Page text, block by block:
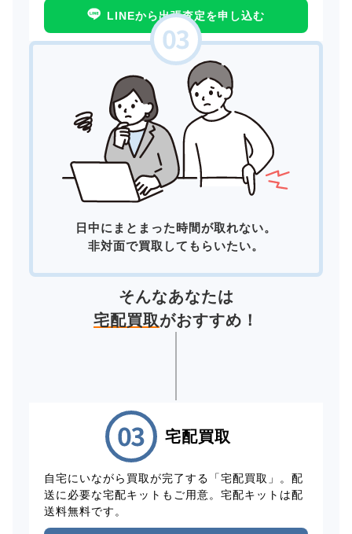
LINEから出張査定を申し込む
日中にまとまった時間が取れない。
非対面で買取してもらいたい。
そんなあなたは
宅配買取がおすすめ！
宅配買取
自宅にいながら買取が完了する「宅配買取」。配
送に必要な宅配キットもご用意。宅配キットは配
送料無料です。